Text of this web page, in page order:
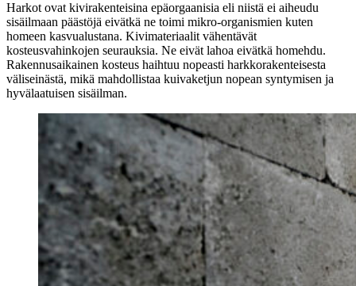
Harkot ovat kivirakenteisina epäorgaanisia eli niistä ei aiheudu
sisäilmaan päästöjä eivätkä ne toimi mikro-organismien kuten
homeen kasvualustana. Kivimateriaalit vähentävät
kosteusvahinkojen seurauksia. Ne eivät lahoa eivätkä homehdu.
Rakennusaikainen kosteus haihtuu nopeasti harkkorakenteisesta
väliseinästä, mikä mahdollistaa kuivaketjun nopean syntymisen ja
hyvälaatuisen sisäilman.